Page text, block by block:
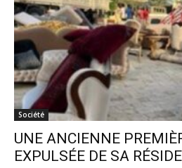
Société
UNE ANCIENNE
EXPULSÉE DE SA